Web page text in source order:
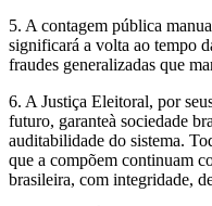
5. A contagem pública
significará a volta ao tempo
fraudes generalizadas que
6. A Justiça Eleitoral, por
futuro, garanteà sociedade
auditabilidade do sistema.
que a compõem continuam
brasileira, com integridade,